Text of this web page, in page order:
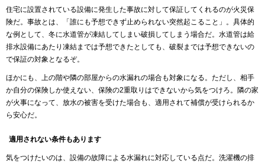
住宅に設置されている設備に発生した事故に対して保証してくれるのが火災保
険だ。事故とは、「誰にも予想できず止められない突然起こること」。具体的
な例として、冬に水道管が凍結してしまい破損してしまう場合だ。水道管は給
排水設備にあたり凍結までは予想できたとしても、破裂までは予想できないの
で保証の対象となるぞ。
ほかにも、上の階や隣の部屋からの水漏れの場合も対象になる。ただし、相手
か自分の保険しか使えない、保険の2重取りはできないから気をつけろ。隣の家
が火事になって、放水の被害を受けた場合も、適用されて補償が受けられるか
ら安心だ。
適用されない条件もあります
気をつけたいのは、設備の故障による水漏れに対応している点だ。洗濯機の排